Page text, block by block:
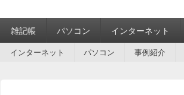
雑記帳 パソコン インターネット
インターネット パソコン 事例紹介